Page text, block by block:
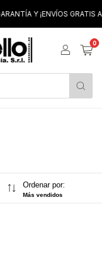
Y ¡ENVÍOS GRATIS
0
Ordenar por:
Más vendidos